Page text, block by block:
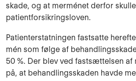
skade, og at merménet derfor
patientforsikringsloven.
Patienterstatningen fastsatte
mén som følge af
50 %. Der blev ved fastsættelsen
på, at be­handlingsskaden havde